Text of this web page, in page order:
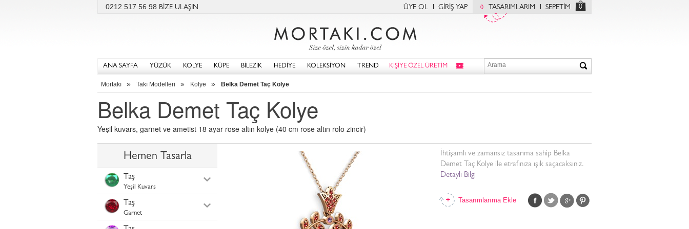
0212 517 56 98 BİZE ULAŞIN ÜYE OL GİRİŞ YAP 0 TASARIMLARIM SEPETİM 0
ANA SAYFA YÜZÜK KOLYE KÜPE BİLEZİK HEDİYE KOLEKSİYON TREND KİŞİYE ÖZEL ÜRETİM
Mortakı » Takı Modelleri » Kolye » Belka Demet Taç Kolye
Belka Demet Taç Kolye
Yeşil kuvars, garnet ve ametist 18 ayar rose altın kolye (40 cm rose altın rolo zincir)
Hemen Tasarla
Taş
Yeşil Kuvars
Taş
Garnet
İhtişamlı ve zamansız tasarıma sahip Belka
Demet Taç Kolye ile etrafınıza ışık saçacaksınız.
Detaylı Bilgi
Tasarımlarıma Ekle